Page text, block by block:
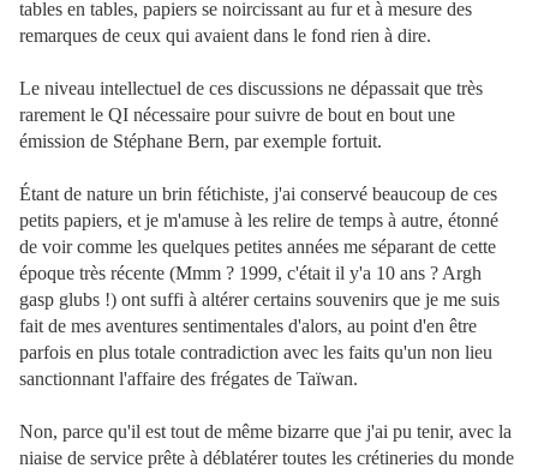
tables en tables, papiers se noircissant au fur et à mesure des
remarques de ceux qui avaient dans le fond rien à dire.
Le niveau intellectuel de ces discussions ne dépassait que très
rarement le QI nécessaire pour suivre de bout en bout une
émission de Stéphane Bern, par exemple fortuit.
Étant de nature un brin fétichiste, j'ai conservé beaucoup de ces
petits papiers, et je m'amuse à les relire de temps à autre, étonné
de voir comme les quelques petites années me séparant de cette
époque très récente (Mmm ? 1999, c'était il y'a 10 ans ? Argh
gasp glubs !) ont suffi à altérer certains souvenirs que je me suis
fait de mes aventures sentimentales d'alors, au point d'en être
parfois en plus totale contradiction avec les faits qu'un non lieu
sanctionnant l'affaire des frégates de Taïwan.
Non, parce qu'il est tout de même bizarre que j'ai pu tenir, avec la
niaise de service prête à déblatérer toutes les crétineries du monde